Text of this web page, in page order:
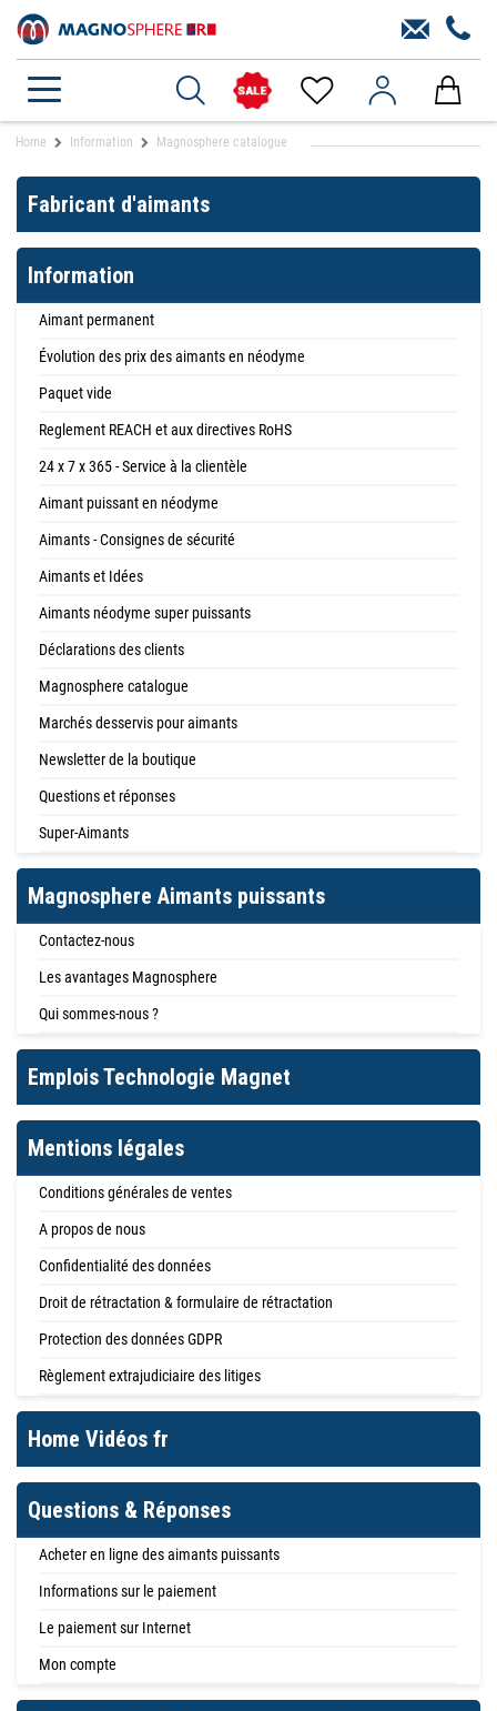
Home Information Magnosphere catalogue
Fabricant d'aimants
Information
Aimant permanent
Évolution des prix des aimants en néodyme
Paquet vide
Reglement REACH et aux directives RoHS
24 x 7 x 365 - Service à la clientèle
Aimant puissant en néodyme
Aimants - Consignes de sécurité
Aimants et Idées
Aimants néodyme super puissants
Déclarations des clients
Magnosphere catalogue
Marchés desservis pour aimants
Newsletter de la boutique
Questions et réponses
Super-Aimants
Magnosphere Aimants puissants
Contactez-nous
Les avantages Magnosphere
Qui sommes-nous ?
Emplois Technologie Magnet
Mentions légales
Conditions générales de ventes
A propos de nous
Confidentialité des données
Droit de rétractation & formulaire de rétractation
Protection des données GDPR
Règlement extrajudiciaire des litiges
Home Vidéos fr
Questions & Réponses
Acheter en ligne des aimants puissants
Informations sur le paiement
Le paiement sur Internet
Mon compte